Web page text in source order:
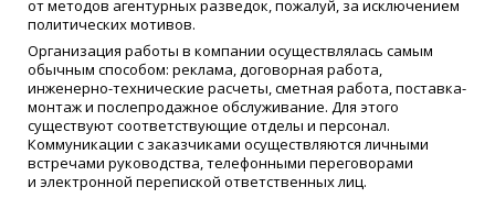
от методов агентурных разведок, пожалуй, за исключением
политических мотивов.
Организация работы в компании осуществлялась самым
обычным способом: реклама, договорная работа,
инженерно-технические расчеты, сметная работа, поставка-
монтаж и послепродажное обслуживание. Для этого
существуют соответствующие отделы и персонал.
Коммуникации с заказчиками осуществляются личными
встречами руководства, телефонными переговорами
и электронной перепиской ответственных лиц.